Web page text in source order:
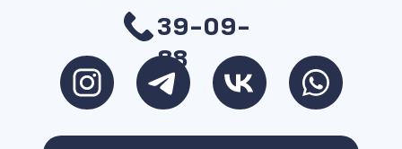
39-09-
88